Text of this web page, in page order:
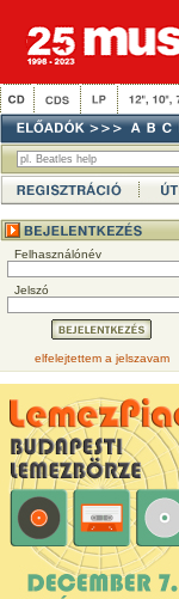
Felhasználónév
Jelszó
elfelejtettem a jelszavam